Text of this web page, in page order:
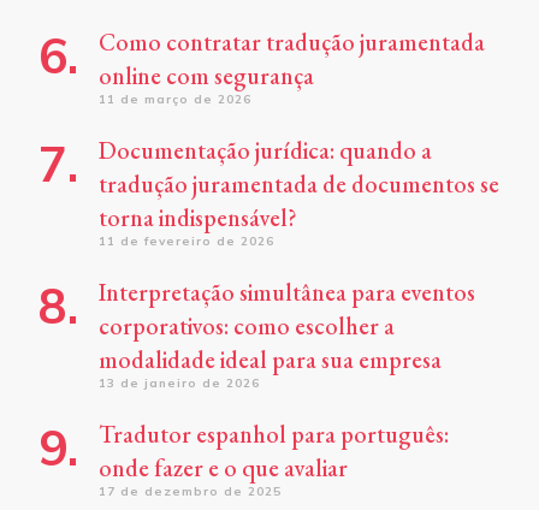
Como contratar tradução juramentada
online com segurança
11 de março de 2026
Documentação jurídica: quando a
tradução juramentada de documentos se
torna indispensável?
11 de fevereiro de 2026
Interpretação simultânea para eventos
corporativos: como escolher a
modalidade ideal para sua empresa
13 de janeiro de 2026
Tradutor espanhol para português:
onde fazer e o que avaliar
17 de dezembro de 2025